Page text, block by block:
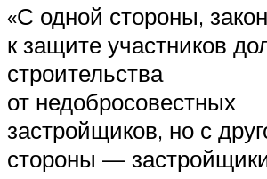
«С одной стороны,
к защите участников
строительства
от недобросовестных
застройщиков, но с
стороны —